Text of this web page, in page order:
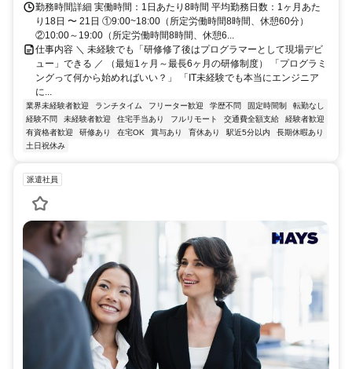
勤務時間詳細 実働時間：1日あたり8時間 平均勤務日数：1ヶ月あた
り18日 〜 21日 ①9:00~18:00（所定労働時間8時間、休憩60分）
②10:00～19:00（所定労働時間8時間、休憩6...
仕事内容 ＼ 未経験でも「研修修了後はプログラマーとして現場デビ
ュー」できる ／ （最短1ヶ月～最長6ヶ月の研修制度） 「プログラミ
ングって何から始めればいい？」 「IT未経験でも本当にエンジニア
に...
業界未経験者歓迎 ランチタイム フリーター歓迎 学歴不問 固定時間制
転勤なし
経験不問
未経験者歓迎 住宅手当あり フルリモート 交通費全額支給
経験者歓迎
有資格者歓迎
研修あり 在宅OK 賞与あり 育休あり 駅近5分以内
長期休暇あり
土日祝休み
派遣社員